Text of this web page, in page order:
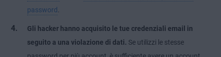
password
Gli hacker hanno acquisito le tue credenziali email in
seguito a una violazione di dati. Se utilizzi le stesse